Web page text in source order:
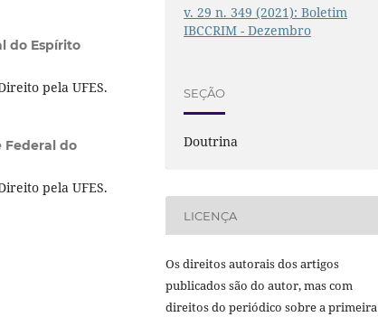
do Espírito
pela UFES.
Federal do
pela UFES.
v. 29 n. 349 (2021): Boletim
IBCCRIM - Dezembro
SEÇÃO
Doutrina
LICENÇA
Os direitos autorais dos artigos
publicados são do autor, mas com
direitos do periódico sobre a primeira